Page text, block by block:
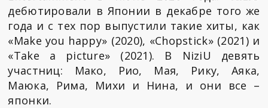
дебютировали в Японии в декабре того же
года и с тех пор выпустили такие хиты, как
«Make you happy» (2020), «Chopstick» (2021) и
«Take a picture» (2021). В NiziU девять
участниц: Мако, Рио, Мая, Рику, Аяка,
Маюка, Рима, Михи и Нина, и они все –
японки.